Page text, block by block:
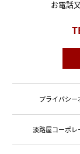
お電話
プライバシー
淡路屋コーポレ